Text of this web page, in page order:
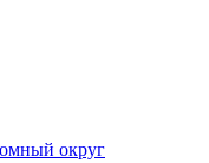
округ